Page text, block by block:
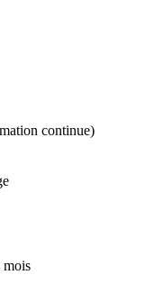
continue)
mois